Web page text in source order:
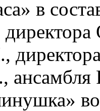
в
ансамбля